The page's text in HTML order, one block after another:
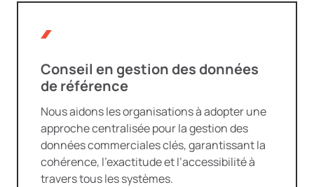
Conseil en gestion des données
de référence
Nous aidons les organisations à adopter une
approche centralisée pour la gestion des
données commerciales clés, garantissant la
cohérence, l’exactitude et l’accessibilité à
travers tous les systèmes.